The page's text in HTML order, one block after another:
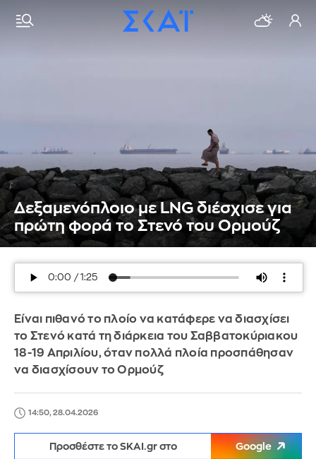
Δεξαμενόπλοιο με LNG διέσχισε για
πρώτη φορά το Στενό του Ορμούζ
Είναι πιθανό το πλοίο να κατάφερε να διασχίσει
το Στενό κατά τη διάρκεια του Σαββατοκύριακου
18-19 Απριλίου, όταν πολλά πλοία προσπάθησαν
να διασχίσουν το Ορμούζ
14:50, 28.04.2026
Προσθέστε το SKAI.gr στο Google